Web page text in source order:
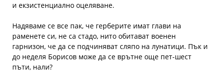
и екзистенциално оцеляване.
Надяваме се все пак, че герберите имат глави на
раменете си, не са стадо, нито обитават военен
гарнизон, че да се подчиняват сляпо на лунатици. Пък и
до неделя Борисов може да се врътне още пет-шест
пъти, нали?